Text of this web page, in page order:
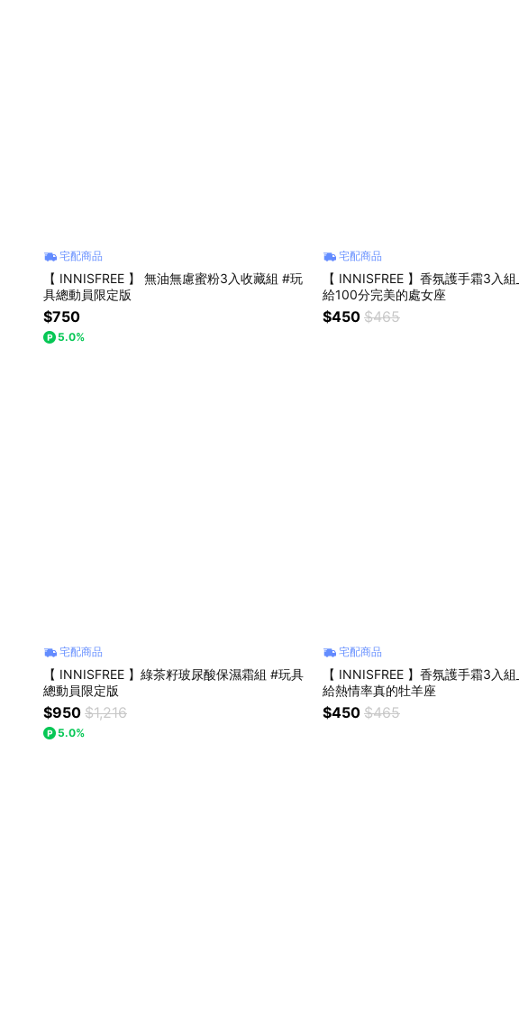
宅配商品
【 INNISFREE 】 無油無慮蜜粉3入收藏組 #玩
具總動員限定版
$750
5.0%
宅配商品
【 INNISFREE 】香氛護手霜3入
給100分完美的處女座
$450 $465
宅配商品
【 INNISFREE 】綠茶籽玻尿酸保濕霜組 #玩具
總動員限定版
$950 $1,216
5.0%
宅配商品
【 INNISFREE 】香氛護手霜3入
給熱情率真的牡羊座
$450 $465